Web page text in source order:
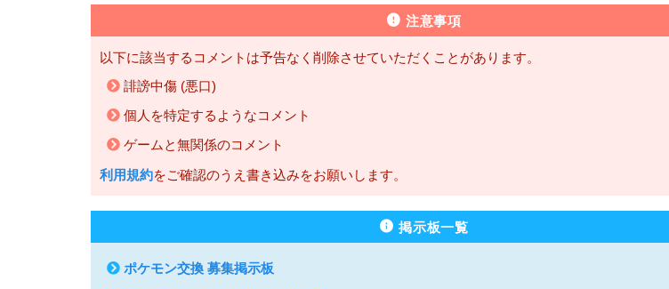
注意事項
以下に該当するコメントは予告なく削除させていただくことがあります。
誹謗中傷 (悪口)
個人を特定するようなコメント
ゲームと無関係のコメント
利用規約をご確認のうえ書き込みをお願いします。
掲示板一覧
ポケモン交換 募集掲示板